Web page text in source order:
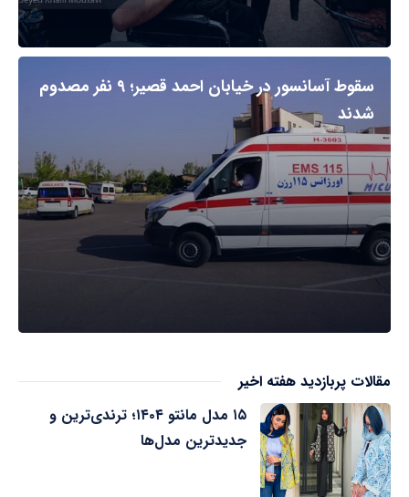
سقوط آسانسور در خیابان احمد قصیر؛ ۹ نفر مصدوم
شدند
مقالات پربازدید هفته اخیر
۱۵ مدل مانتو ۱۴۰۴؛ ترندی‌ترین و
جدیدترین مدل‌ها